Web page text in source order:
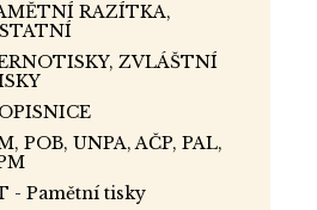
RAZÍTKA,
ZVLÁŠTNÍ
POB, UNPA, AČP, PAL,
- Pamětní tisky